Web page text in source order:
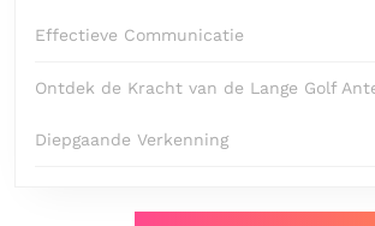
Effectieve Communicatie
Ontdek de Kracht van de Lange Golf
Diepgaande Verkenning